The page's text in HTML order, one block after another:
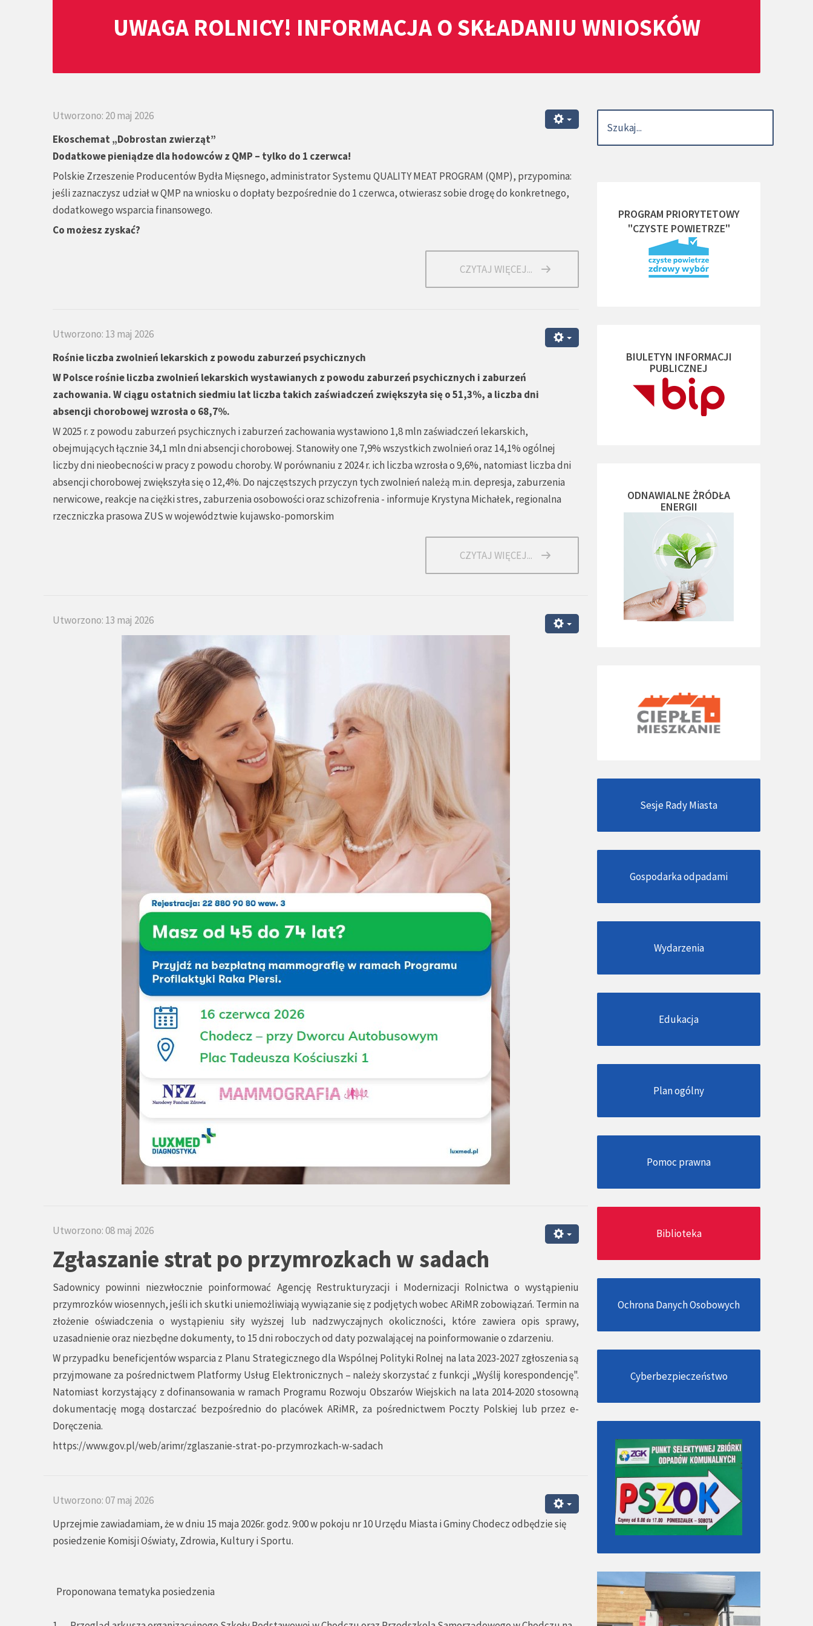
UWAGA ROLNICY! INFORMACJA O SKŁADANIU WNIOSKÓW
Utworzono: 20 maj 2026
Ekoschemat „Dobrostan zwierząt”
Dodatkowe pieniądze dla hodowców z QMP – tylko do 1 czerwca!
Polskie Zrzeszenie Producentów Bydła Mięsnego, administrator Systemu QUALITY MEAT PROGRAM (QMP), przypomina:
jeśli zaznaczysz udział w QMP na wniosku o dopłaty bezpośrednie do 1 czerwca, otwierasz sobie drogę do konkretnego,
dodatkowego wsparcia finansowego.
Co możesz zyskać?
CZYTAJ WIĘCEJ...
Utworzono: 13 maj 2026
Rośnie liczba zwolnień lekarskich z powodu zaburzeń psychicznych
W Polsce rośnie liczba zwolnień lekarskich wystawianych z powodu zaburzeń psychicznych i zaburzeń
zachowania. W ciągu ostatnich siedmiu lat liczba takich zaświadczeń zwiększyła się o 51,3%, a liczba dni
absencji chorobowej wzrosła o 68,7%.
W 2025 r. z powodu zaburzeń psychicznych i zaburzeń zachowania wystawiono 1,8 mln zaświadczeń lekarskich,
obejmujących łącznie 34,1 mln dni absencji chorobowej. Stanowiły one 7,9% wszystkich zwolnień oraz 14,1% ogólnej
liczby dni nieobecności w pracy z powodu choroby. W porównaniu z 2024 r. ich liczba wzrosła o 9,6%, natomiast liczba dni
absencji chorobowej zwiększyła się o 12,4%. Do najczęstszych przyczyn tych zwolnień należą m.in. depresja, zaburzenia
nerwicowe, reakcje na ciężki stres, zaburzenia osobowości oraz schizofrenia - informuje Krystyna Michałek, regionalna
rzeczniczka prasowa ZUS w województwie kujawsko-pomorskim
CZYTAJ WIĘCEJ...
Utworzono: 13 maj 2026
Utworzono: 08 maj 2026
Zgłaszanie strat po przymrozkach w sadach
Sadownicy powinni niezwłocznie poinformować Agencję Restrukturyzacji i Modernizacji Rolnictwa o wystąpieniu
przymrozków wiosennych, jeśli ich skutki uniemożliwiają wywiązanie się z podjętych wobec ARiMR zobowiązań. Termin na
złożenie oświadczenia o wystąpieniu siły wyższej lub nadzwyczajnych okoliczności, które zawiera opis sprawy,
uzasadnienie oraz niezbędne dokumenty, to 15 dni roboczych od daty pozwalającej na poinformowanie o zdarzeniu.
W przypadku beneficjentów wsparcia z Planu Strategicznego dla Wspólnej Polityki Rolnej na lata 2023-2027 zgłoszenia są
przyjmowane za pośrednictwem Platformy Usług Elektronicznych – należy skorzystać z funkcji „Wyślij korespondencję".
Natomiast korzystający z dofinansowania w ramach Programu Rozwoju Obszarów Wiejskich na lata 2014-2020 stosowną
dokumentację mogą dostarczać bezpośrednio do placówek ARiMR, za pośrednictwem Poczty Polskiej lub przez e-
Doręczenia.
https://www.gov.pl/web/arimr/zglaszanie-strat-po-przymrozkach-w-sadach
Utworzono: 07 maj 2026
Uprzejmie zawiadamiam, że w dniu 15 maja 2026r. godz. 9:00 w pokoju nr 10 Urzędu Miasta i Gminy Chodecz odbędzie się
posiedzenie Komisji Oświaty, Zdrowia, Kultury i Sportu.
Proponowana tematyka posiedzenia
PROGRAM PRIORYTETOWY
"CZYSTE POWIETRZE"
BIULETYN INFORMACJI
PUBLICZNEJ
ODNAWIALNE ŻRÓDŁA
ENERGII
Sesje Rady Miasta
Gospodarka odpadami
Wydarzenia
Edukacja
Plan ogólny
Pomoc prawna
Biblioteka
Ochrona Danych Osobowych
Cyberbezpieczeństwo